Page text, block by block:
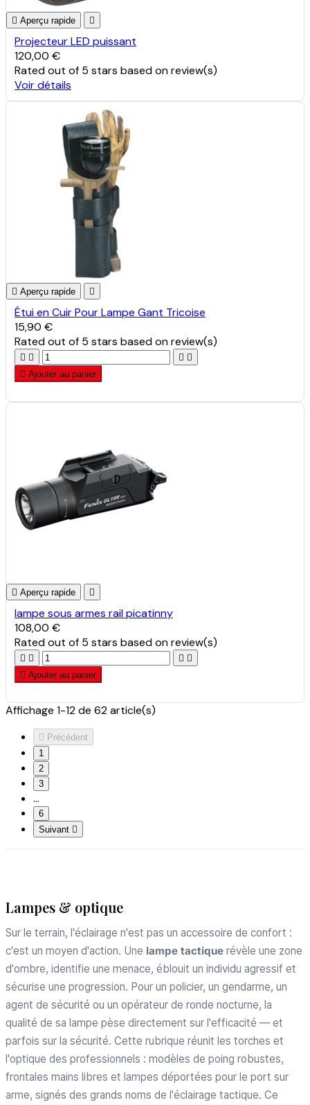
Lampes & optique
Sur le terrain, l'éclairage n'est pas un accessoire de confort :
c'est un moyen d'action. Une lampe tactique révèle une zone
d'ombre, identifie une menace, éblouit un individu agressif et
sécurise une progression. Pour un policier, un gendarme, un
agent de sécurité ou un opérateur de ronde nocturne, la
qualité de sa lampe pèse directement sur l'efficacité — et
parfois sur la sécurité. Cette rubrique réunit les torches et
l'optique des professionnels : modèles de poing robustes,
frontales mains libres et lampes déportées pour le port sur
arme, signés des grands noms de l'éclairage tactique. Ce
 Aperçu rapide 
Projecteur LED puissant
120,00 €
Ratedout of 5 stars based onreview(s)
Voir détails
 Aperçu rapide 
Étui en Cuir Pour Lampe Gant Tricoise
15,90 €
Ratedout of 5 stars based onreview(s)
   
 Ajouter au panier
 Aperçu rapide 
lampe sous armes rail picatinny
108,00 €
Ratedout of 5 stars based onreview(s)
   
 Ajouter au panier
Affichage 1-12 de 62 article(s)
 Précédent
1
2
3
…
6
Suivant 